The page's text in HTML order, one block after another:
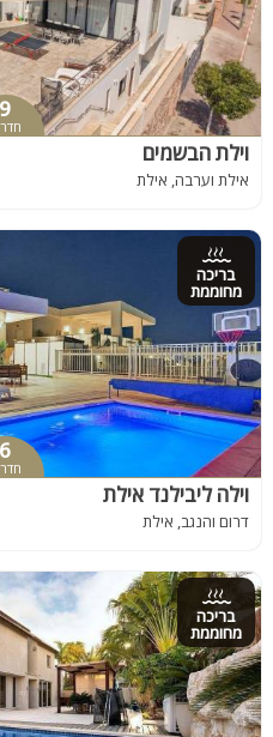
9
וילת הבשמים
אילת וערבה, אילת
בריכה
מחוממת
6
וילה ליבילנד אילת
דרום והנגב, אילת
בריכה
מחוממת